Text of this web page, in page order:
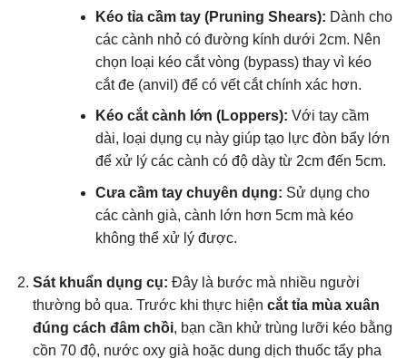
Kéo tỉa cầm tay (Pruning Shears): Dành cho
các cành nhỏ có đường kính dưới 2cm. Nên
chọn loại kéo cắt vòng (bypass) thay vì kéo
cắt đe (anvil) để có vết cắt chính xác hơn.
Kéo cắt cành lớn (Loppers): Với tay cầm
dài, loại dụng cụ này giúp tạo lực đòn bẩy lớn
để xử lý các cành có độ dày từ 2cm đến 5cm.
Cưa cầm tay chuyên dụng: Sử dụng cho
các cành già, cành lớn hơn 5cm mà kéo
không thể xử lý được.
Sát khuẩn dụng cụ: Đây là bước mà nhiều người
thường bỏ qua. Trước khi thực hiện cắt tỉa mùa xuân
đúng cách đâm chồi, bạn cần khử trùng lưỡi kéo bằng
cồn 70 độ, nước oxy già hoặc dung dịch thuốc tẩy pha